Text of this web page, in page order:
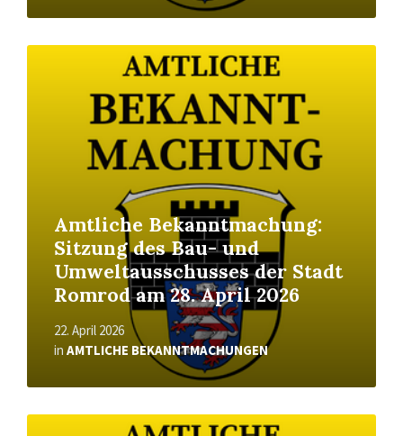
Amtliche Bekanntmachung:
Sitzung des Bau- und
Umweltausschusses der Stadt
Romrod am 28. April 2026
22. April 2026
in AMTLICHE BEKANNTMACHUNGEN
Read
Read